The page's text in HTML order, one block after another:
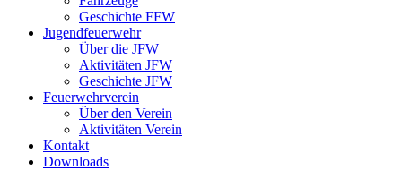
Geschichte FFW
Jugendfeuerwehr
Über die JFW
Aktivitäten JFW
Geschichte JFW
Feuerwehrverein
Über den Verein
Aktivitäten Verein
Kontakt
Downloads